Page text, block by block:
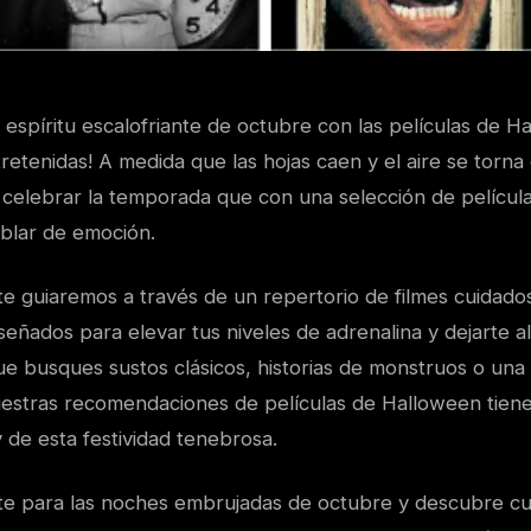
espíritu escalofriante de octubre con las películas de
A medida que las hojas caen y el aire se
la temporada que con una selección de
de emoción.
guiaremos a través de un repertorio de filmes
para elevar tus niveles de adrenalina y dejarte
busques sustos clásicos, historias de monstruos o
recomendaciones de películas de Halloween
de esta festividad tenebrosa.
para las noches embrujadas de octubre y descubre